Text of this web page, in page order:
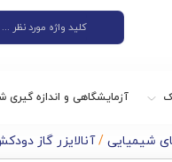
آزمایشگاهی و اندازه گیری
شیمیایی /آنالایزر گاز